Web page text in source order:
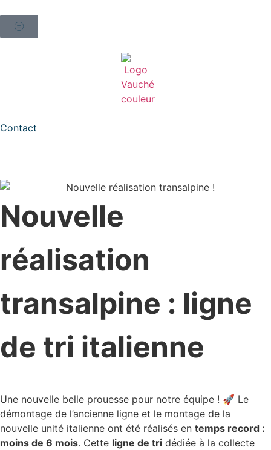
Contact
Nouvelle
réalisation
transalpine : ligne
de tri italienne
Une nouvelle belle prouesse pour notre équipe ! 🚀 Le
démontage de l’ancienne ligne et le montage de la
nouvelle unité italienne ont été réalisés en temps record :
moins de 6 mois. Cette ligne de tri dédiée à la collecte